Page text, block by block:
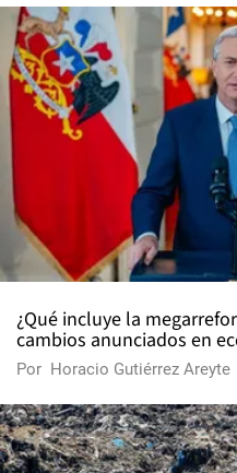
¿Qué incluye la
cambios anunciados en
Por Horacio Gutiérrez Areyte